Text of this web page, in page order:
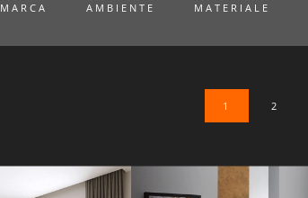
MARCA AMBIENTE MATERIALE
1 2